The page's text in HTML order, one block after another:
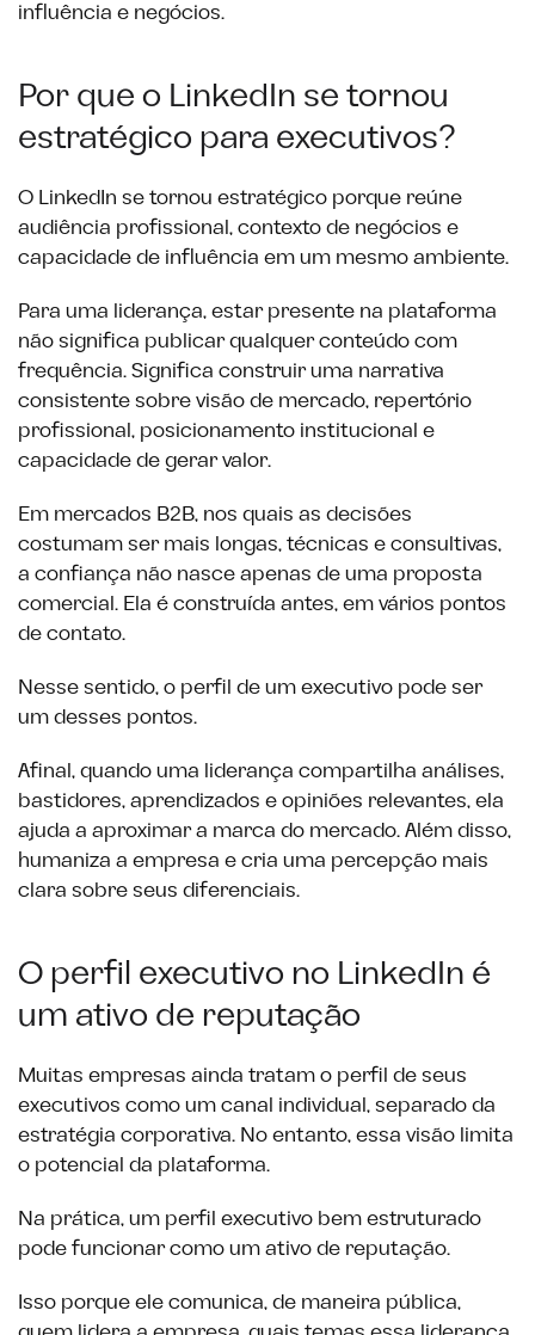
influência e negócios.
Por que o LinkedIn se tornou
estratégico para executivos?
O LinkedIn se tornou estratégico porque reúne
audiência profissional, contexto de negócios e
capacidade de influência em um mesmo ambiente.
Para uma liderança, estar presente na plataforma
não significa publicar qualquer conteúdo com
frequência. Significa construir uma narrativa
consistente sobre visão de mercado, repertório
profissional, posicionamento institucional e
capacidade de gerar valor.
Em mercados B2B, nos quais as decisões
costumam ser mais longas, técnicas e consultivas,
a confiança não nasce apenas de uma proposta
comercial. Ela é construída antes, em vários pontos
de contato.
Nesse sentido, o perfil de um executivo pode ser
um desses pontos.
Afinal, quando uma liderança compartilha análises,
bastidores, aprendizados e opiniões relevantes, ela
ajuda a aproximar a marca do mercado. Além disso,
humaniza a empresa e cria uma percepção mais
clara sobre seus diferenciais.
O perfil executivo no LinkedIn é
um ativo de reputação
Muitas empresas ainda tratam o perfil de seus
executivos como um canal individual, separado da
estratégia corporativa. No entanto, essa visão limita
o potencial da plataforma.
Na prática, um perfil executivo bem estruturado
pode funcionar como um ativo de reputação.
Isso porque ele comunica, de maneira pública,